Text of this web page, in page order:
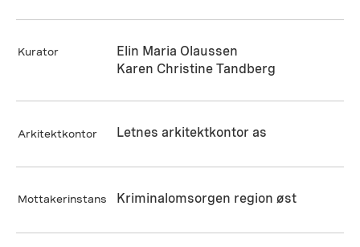
Kurator
Elin Maria Olaussen
Karen Christine Tandberg
Arkitektkontor Letnes arkitektkontor as
Mottakerinstans Kriminalomsorgen region øst